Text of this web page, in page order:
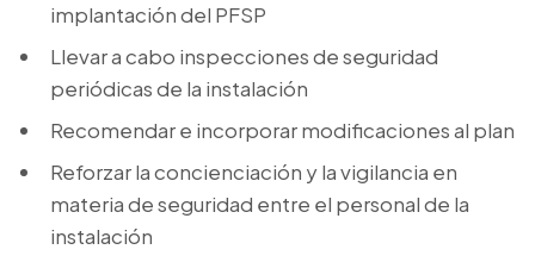
implantación del PFSP
Llevar a cabo inspecciones de seguridad
periódicas de la instalación
Recomendar e incorporar modificaciones al plan
Reforzar la concienciación y la vigilancia en
materia de seguridad entre el personal de la
instalación